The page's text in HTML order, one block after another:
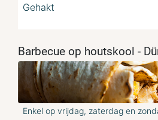
Gehakt
Barbecue op houtskool -
Enkel op vrijdag, zaterdag en